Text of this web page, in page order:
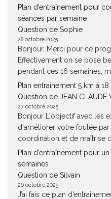
Plan d’entraînement pour
séances par semaine
Question de Sophie
28 octobre 2025
Bonjour, Merci pour ce
Effectivement on se pose
pendant ces 16 semaines,
Plan entrainement 5 km à
Question de JEAN CLAUDE
27 octobre 2025
Bonjour L'objectif avec les
d'améliorer votre foulée
coordination et de maîtrise
Plan d’entraînement pour
semaines
Question de Silvain
26 octobre 2025
J’ai fais ce plan